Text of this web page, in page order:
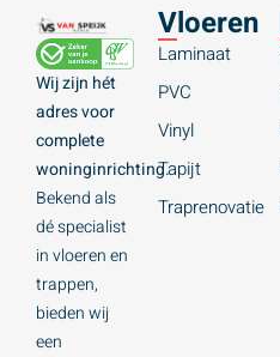
Wij zijn hét
adres voor
complete
woninginrichting.
Bekend als
dé specialist
in vloeren en
trappen,
bieden wij
een
Vloeren
Laminaat
PVC
Vinyl
Tapijt
Traprenovatie